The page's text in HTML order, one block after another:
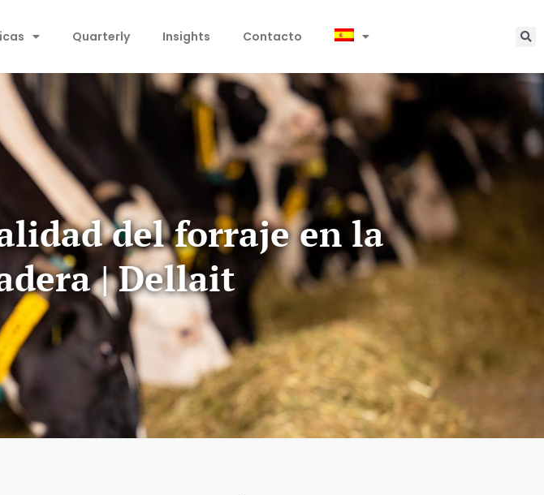
Quarterly Insights Contacto
del forraje en la
| Dellait